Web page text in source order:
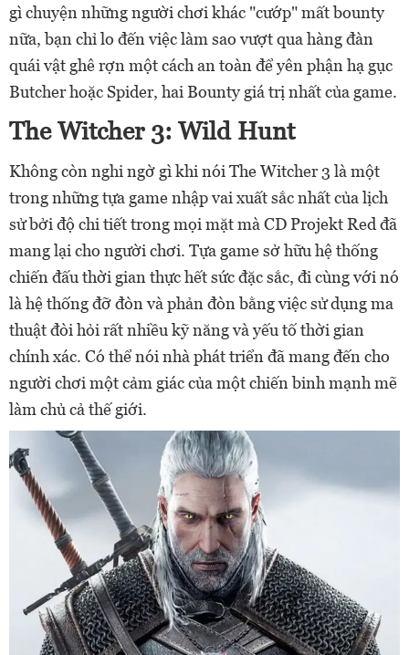
gì chuyện những người chơi khác "cướp" mất bounty
nữa, bạn chỉ lo đến việc làm sao vượt qua hàng đàn
quái vật ghê rợn một cách an toàn để yên phận hạ gục
Butcher hoặc Spider, hai Bounty giá trị nhất của game.
The Witcher 3: Wild Hunt
Không còn nghi ngờ gì khi nói The Witcher 3 là một
trong những tựa game nhập vai xuất sắc nhất của lịch
sử bởi độ chi tiết trong mọi mặt mà CD Projekt Red đã
mang lại cho người chơi. Tựa game sở hữu hệ thống
chiến đấu thời gian thực hết sức đặc sắc, đi cùng với nó
là hệ thống đỡ đòn và phản đòn bằng việc sử dụng ma
thuật đòi hỏi rất nhiều kỹ năng và yếu tố thời gian
chính xác. Có thể nói nhà phát triển đã mang đến cho
người chơi một cảm giác của một chiến binh mạnh mẽ
làm chủ cả thế giới.